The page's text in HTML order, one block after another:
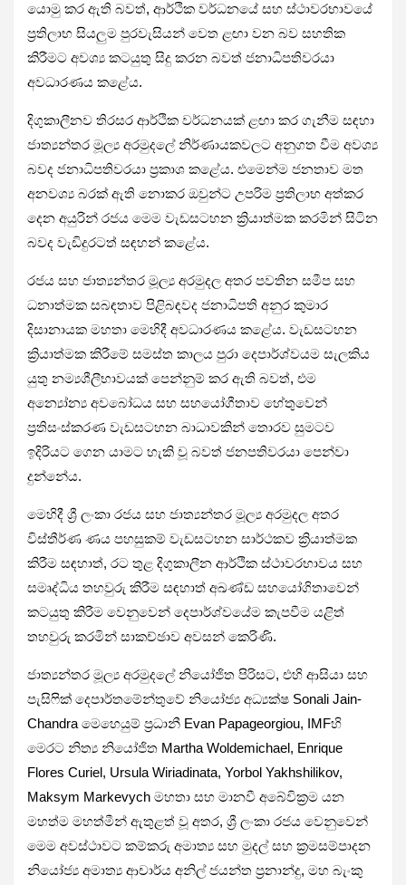
යොමු කර ඇති බවත්, ආර්ථික වර්ධනයේ සහ ස්ථාවරභාවයේ
ප්‍රතිලාභ සියලුම පුරවැසියන් වෙත ළඟා වන බව සහතික
කිරීමට අවශ්‍ය කටයුතු සිදු කරන බවත් ජනාධිපතිවරයා
අවධාරණය කළේය.
දිගුකාලීනව තිරසර ආර්ථික වර්ධනයක් ළඟා කර ගැනීම සඳහා
ජාත්‍යන්තර මූල්‍ය අරමුදලේ නිර්ණායකවලට අනුගත වීම අවශ්‍ය
බවද ජනාධිපතිවරයා ප්‍රකාශ කළේය. එමෙන්ම ජනතාව මත
අනවශ්‍ය බරක් ඇති නොකර ඔවුන්ට උපරිම ප්‍රතිලාභ අත්කර
දෙන අයුරින් රජය මෙම වැඩසටහන ක්‍රියාත්මක කරමින් සිටින
බවද වැඩිදුරටත් සඳහන් කළේය.
රජය සහ ජාත්‍යන්තර මූල්‍ය අරමුදල අතර පවතින සමීප සහ
ධනාත්මක සබඳතාව පිළිබඳවද ජනාධිපති අනුර කුමාර
දිසානායක මහතා මෙහිදී අවධාරණය කළේය. වැඩසටහන
ක්‍රියාත්මක කිරීමේ සමස්ත කාලය පුරා දෙපාර්ශ්වයම සැලකිය
යුතු නම්‍යශීලීභාවයක් පෙන්නුම් කර ඇති බවත්, එම
අන්‍යෝන්‍ය අවබෝධය සහ සහයෝගීතාව හේතුවෙන්
ප්‍රතිසංස්කරණ වැඩසටහන බාධාවකින් තොරව සුමටව
ඉදිරියට ගෙන යාමට හැකි වූ බවත් ජනපතිවරයා පෙන්වා
දුන්නේය.
මෙහිදී ශ්‍රී ලංකා රජය සහ ජාත්‍යන්තර මූල්‍ය අරමුදල අතර
විස්තීර්ණ ණය පහසුකම් වැඩසටහන සාර්ථකව ක්‍රියාත්මක
කිරීම සඳහාත්, රට තුළ දිගුකාලීන ආර්ථික ස්ථාවරභාවය සහ
සමෘද්ධිය තහවුරු කිරීම සඳහාත් අඛණ්ඩ සහයෝගිතාවෙන්
කටයුතු කිරීම වෙනුවෙන් දෙපාර්ශ්වයේම කැපවීම යළිත්
තහවුරු කරමින් සාකච්ඡාව අවසන් කෙරිණි.
ජාත්‍යන්තර මූල්‍ය අරමුදලේ නියෝජිත පිරිසට, එහි ආසියා සහ
පැසිෆික් දෙපාර්තමේන්තුවේ නියෝජ්‍ය අධ්‍යක්ෂ Sonali Jain-
Chandra මෙහෙයුම් ප්‍රධානී Evan Papageorgiou, IMFහි
මෙරට නිත්‍ය නියෝජිත Martha Woldemichael, Enrique
Flores Curiel, Ursula Wiriadinata, Yorbol Yakhshilikov,
Maksym Markevych මහතා සහ මානවී අබේවික්‍රම යන
මහත්ම මහත්මීන් ඇතුළත් වූ අතර, ශ්‍රී ලංකා රජය වෙනුවෙන්
මෙම අවස්ථාවට කම්කරු අමාත්‍ය සහ මුදල් සහ ක්‍රමසම්පාදන
නියෝජ්‍ය අමාත්‍ය ආචාර්ය අනිල් ජයන්ත ප්‍රනාන්දු, මහ බැංකු